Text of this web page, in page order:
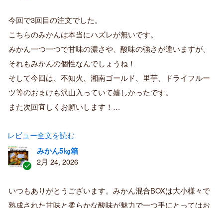
証
済
み
購
者
今回で3回目の注文でした。
こちらのみかんは本当にハズレが無いです。
みかん一つ一つで甘味の濃さや、酸味の強さが違いますが、
それもみかんの個性なんでしょうね！
そして今回は、不知火、湘南ゴールド、里芋、ドライフルー
ツ等のおまけも沢山入っていて嬉しかったです。
また次回宜しくお願いします！…
レビュー全文を読む
証
済
みかん5㎏箱
2月 24, 2026
いつもありがとうございます。みかん混合BOXは大小様々で
熟成された甘味と柔らかな酸味が魅力で一つ手にとってはお